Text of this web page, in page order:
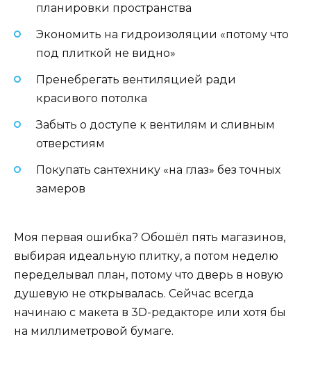
планировки пространства
Экономить на гидроизоляции «потому что
под плиткой не видно»
Пренебрегать вентиляцией ради
красивого потолка
Забыть о доступе к вентилям и сливным
отверстиям
Покупать сантехнику «на глаз» без точных
замеров
Моя первая ошибка? Обошёл пять магазинов,
выбирая идеальную плитку, а потом неделю
переделывал план, потому что дверь в новую
душевую не открывалась. Сейчас всегда
начинаю с макета в 3D-редакторе или хотя бы
на миллиметровой бумаге.